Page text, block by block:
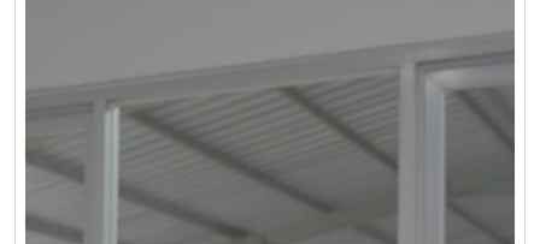
#KisahSukses #BosLogistik
#LionParcel
#BeraniDiandelin
#KisahSukses
#BosLogistik
Diposting pada :
06 Aug 2026 6:43 PM